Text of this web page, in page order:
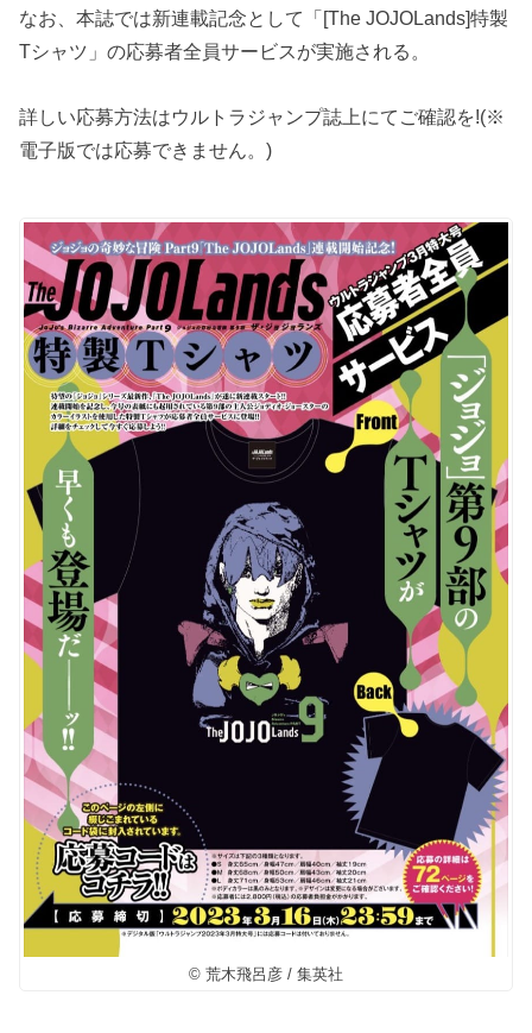
なお、本誌では新連載記念として「[The JOJOLands]特製
Tシャツ」の応募者全員サービスが実施される。
詳しい応募方法はウルトラジャンプ誌上にてご確認を!(※
電子版では応募できません。)
© 荒木飛呂彦 / 集英社